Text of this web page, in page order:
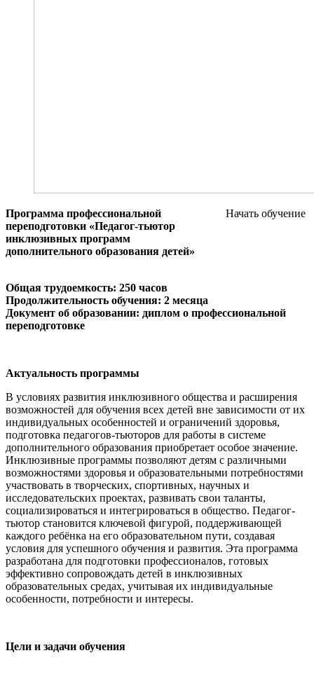
Начать обучение
Программа профессиональной
переподготовки «Педагог-тьютор
инклюзивных программ
дополнительного образования детей»
Общая трудоемкость: 250 часов
Продолжительность обучения: 2 месяца
Документ об образовании: диплом о профессиональной
переподготовке
Актуальность программы
В условиях развития инклюзивного общества и расширения
возможностей для обучения всех детей вне зависимости от их
индивидуальных особенностей и ограничений здоровья,
подготовка педагогов-тьюторов для работы в системе
дополнительного образования приобретает особое значение.
Инклюзивные программы позволяют детям с различными
возможностями здоровья и образовательными потребностями
участвовать в творческих, спортивных, научных и
исследовательских проектах, развивать свои таланты,
социализироваться и интегрироваться в общество. Педагог-
тьютор становится ключевой фигурой, поддерживающей
каждого ребёнка на его образовательном пути, создавая
условия для успешного обучения и развития. Эта программа
разработана для подготовки профессионалов, готовых
эффективно сопровождать детей в инклюзивных
образовательных средах, учитывая их индивидуальные
особенности, потребности и интересы.
Цели и задачи обучения